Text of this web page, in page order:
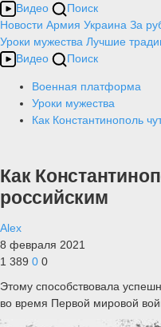
Видео
Поиск
Новости Армия Украина За
Уроки мужества Лучшие
Видео
Поиск
Военная платформа
Уроки мужества
Как Константинополь
Как
российским
Alex
8 февраля 2021
1 389 0 0
Этому способствовала
во время Первой мировой